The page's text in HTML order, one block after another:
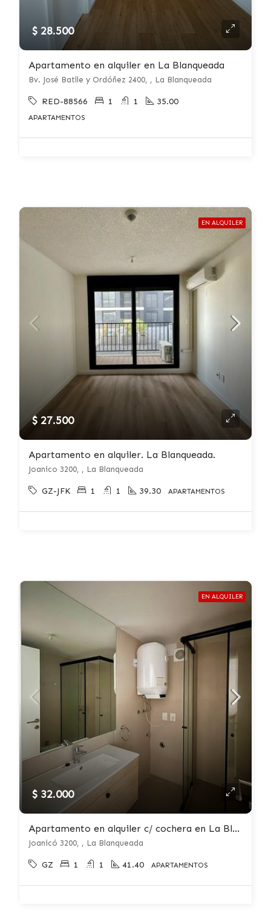
$ 28.500
Apartamento en alquiler en La Blanqueada
Bv. José Batlle y Ordóñez 2400, , La Blanqueada
RED-88566 1 1 35.00
APARTAMENTOS
EN ALQUILER
$ 27.500
Apartamento en alquiler. La Blanqueada.
Joanico 3200, , La Blanqueada
GZ-JFK 1 1 39.30 APARTAMENTOS
EN ALQUILER
$ 32.000
Apartamento en alquiler c/ cochera en La Blanqueada
Joanicó 3200, , La Blanqueada
GZ 1 1 41.40 APARTAMENTOS